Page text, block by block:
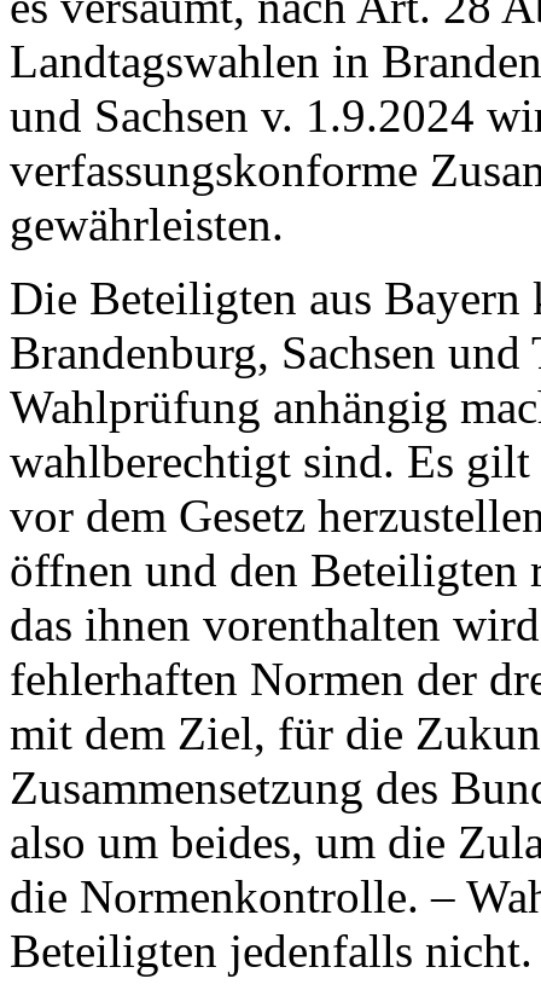
Landtagswahlen in
und Sachsen v. 1.9.2024
verfassungskonforme
gewährleisten.
Die Beteiligten aus Bayern
Brandenburg, Sachsen
Wahlprüfung anhängig
wahlberechtigt sind. Es
vor dem Gesetz
öffnen und den Beteiligten
das ihnen vorenthalten
fehlerhaften Normen der
mit dem Ziel, für die
Zusammensetzung des
also um beides, um die
die Normenkontrolle. –
Beteiligten jedenfalls nicht.